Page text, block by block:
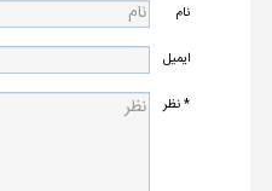
نام
ایمیل
* نظر